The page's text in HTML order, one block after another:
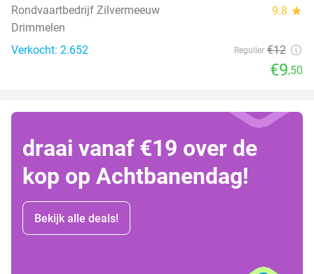
Rondvaartbedrijf Zilvermeeuw 9.8 star
Drimmelen
Verkocht: 2.652
Regulier €12
€9,50
draai vanaf €19 over de
kop op Achtbanendag!
Bekijk alle deals!